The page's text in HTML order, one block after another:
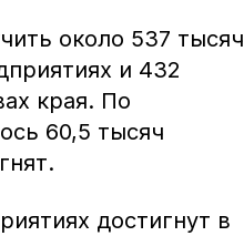
около 537 тысяч
и 432
края. По
60,5 тысяч
достигнут в